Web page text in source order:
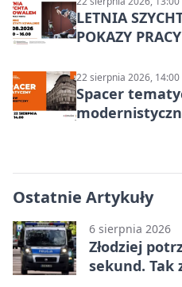
LETNIA
POKAZY
22 sierpnia 2026, 14:00
Spacer
Ostatnie Artykuły
6 sierpnia 2026
Złodziej
sekund. Tak